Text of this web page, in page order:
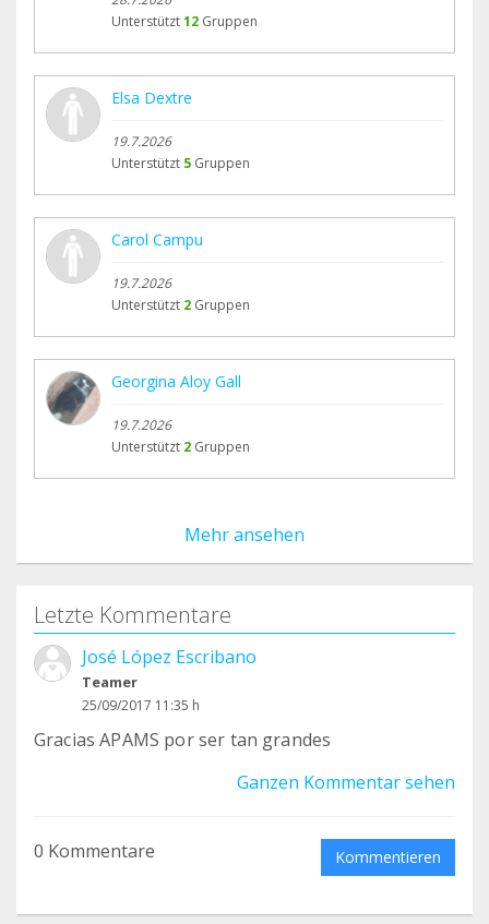
Unterstützt12 Gruppen
Elsa Dextre
19.7.2026
Unterstützt 5 Gruppen
Carol Campu
19.7.2026
Unterstützt 2 Gruppen
Georgina Aloy Gall
19.7.2026
Unterstützt 2 Gruppen
Mehr ansehen
Letzte Kommentare
José López Escribano
Teamer
25/09/2017 11:35 h
Gracias APAMS por ser tan grandes
Ganzen Kommentar sehen
0 Kommentare Kommentieren